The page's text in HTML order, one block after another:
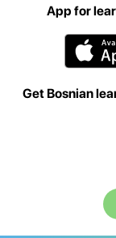
App for
Get Bosnian